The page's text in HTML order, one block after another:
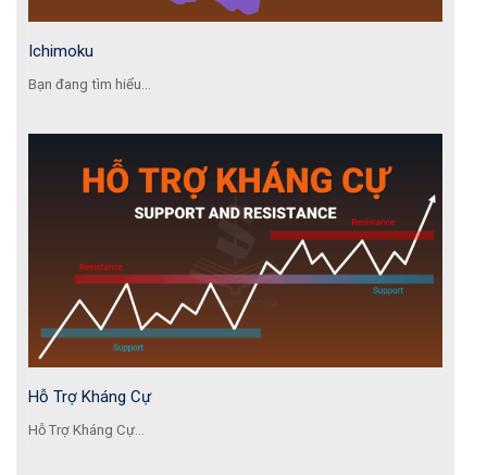
Ichimoku
Bạn đang tìm hiểu...
Hỗ Trợ Kháng Cự
Hỗ Trợ Kháng Cự...